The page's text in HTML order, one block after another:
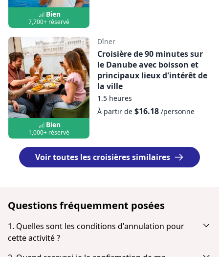
Bien
7,700+ réservé
Bien
1,000+ réservé
Dîner
Croisière de 90 minutes sur
le Danube avec boisson et
principaux lieux d'intérêt de
la ville
1.5 heures
À partir de $16.18/personne
Voir toutes les croisières similaires
Questions fréquemment posées
1. Quelles sont les conditions d'annulation pour
cette activité ?
Annulation jusqu’à 24 heures à l’avance pour un